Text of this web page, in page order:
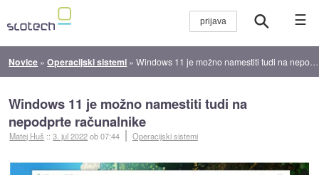
☰
Novice »Operacijski sistemi »Windows 11 je možno namestiti tudi na nepodprte računalnike
Windows 11 je možno namestiti tudi na
nepodprte računalnike
Matej Huš ::3. jul 2022ob 07:44 Operacijski sistemi